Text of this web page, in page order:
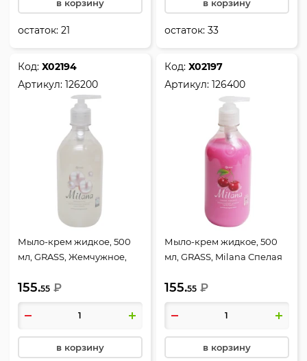
в корзину
остаток:21
в корзину
остаток:33
Код:Х02194
Артикул:126200
Мыло-крем жидкое, 500
мл, GRASS, Жемчужное,
155.55 ₽
в корзину
Код:Х02197
Артикул:126400
Мыло-крем жидкое, 500
мл, GRASS, Milana Спелая
155.55 ₽
в корзину